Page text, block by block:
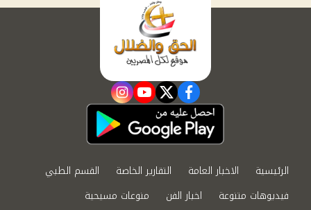
facebook
twitter
youtube
instagram
الرئيسية الاخبار العامة التقارير الخاصة
القسم الطبي
فيديوهات متنوعة
اخبار الفن
منوعات مسيحية